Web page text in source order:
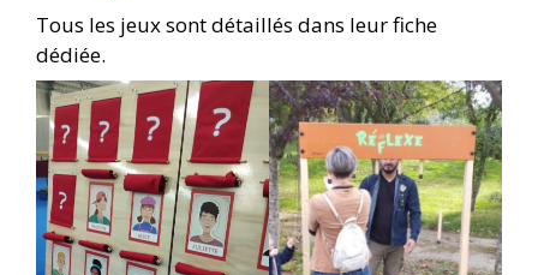
Tous les jeux sont détaillés dans leur fiche
dédiée.